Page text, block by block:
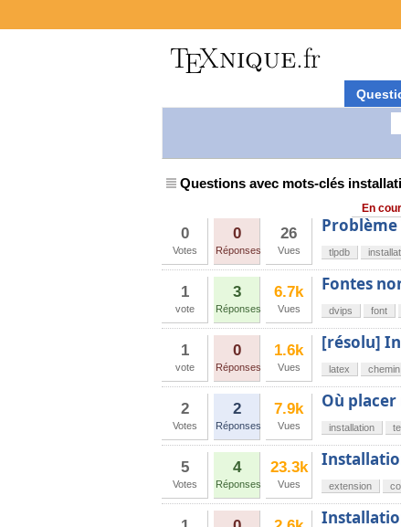
Questions avec mots-clés
En
0
Votes
0
Réponses
26
Vues
Problème
tlpdb
1
vote
3
Réponses
6.7k
Vues
Fontes
dvips font
1
vote
0
Réponses
1.6k
Vues
[résolu]
latex chemin
2
Votes
2
Réponses
7.9k
Vues
Où placer
installation
5
Votes
4
Réponses
23.3k
Vues extension